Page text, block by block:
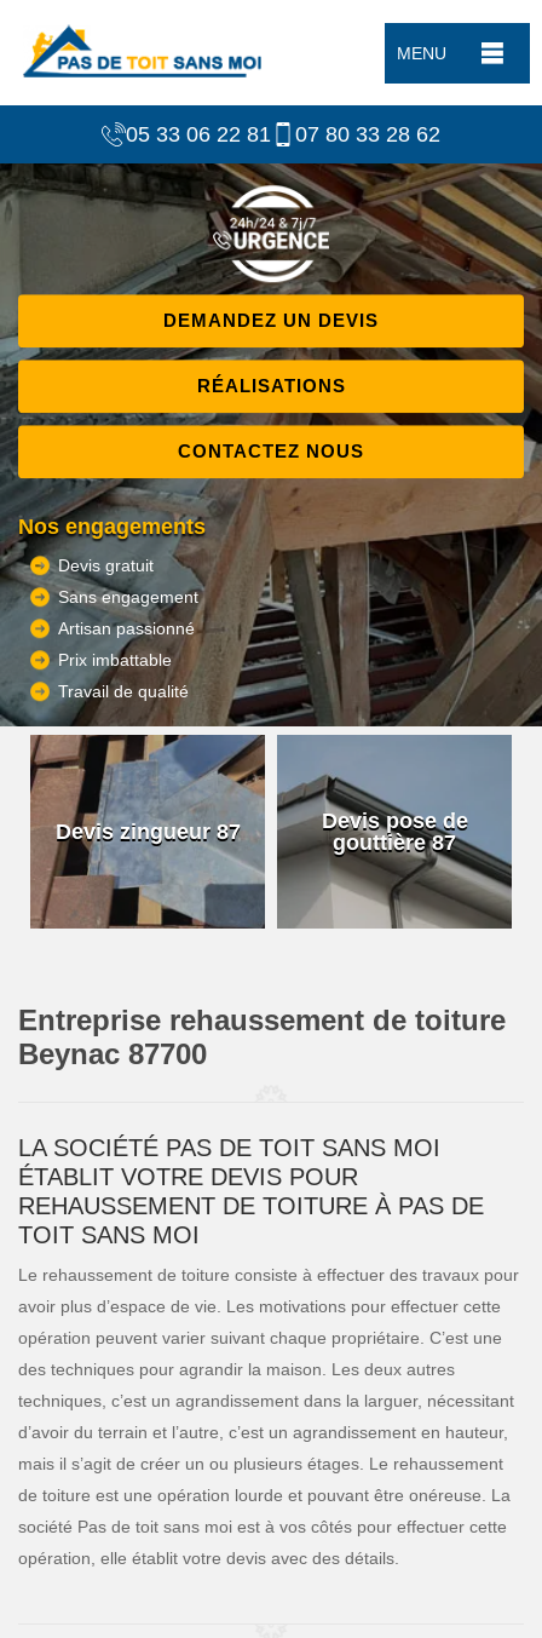
MENU
05 33 06 22 81 07 80 33 28 62
DEMANDEZ UN DEVIS
RÉALISATIONS
CONTACTEZ NOUS
Nos engagements
Devis gratuit
Sans engagement
Artisan passionné
Prix imbattable
Travail de qualité
Devis zingueur 87
Devis pose de
gouttière 87
Entreprise rehaussement de toiture
Beynac 87700
LA SOCIÉTÉ PAS DE TOIT SANS MOI
ÉTABLIT VOTRE DEVIS POUR
REHAUSSEMENT DE TOITURE À PAS DE
TOIT SANS MOI
Le rehaussement de toiture consiste à effectuer des travaux pour
avoir plus d’espace de vie. Les motivations pour effectuer cette
opération peuvent varier suivant chaque propriétaire. C’est une
des techniques pour agrandir la maison. Les deux autres
techniques, c’est un agrandissement dans la larguer, nécessitant
d’avoir du terrain et l’autre, c’est un agrandissement en hauteur,
mais il s’agit de créer un ou plusieurs étages. Le rehaussement
de toiture est une opération lourde et pouvant être onéreuse. La
société Pas de toit sans moi est à vos côtés pour effectuer cette
opération, elle établit votre devis avec des détails.